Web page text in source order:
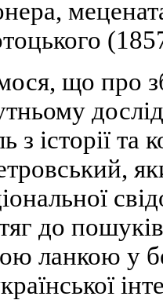
що про
з історії
до
ланкою у